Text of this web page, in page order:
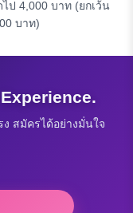
ป 4,000 บาท (ยกเว้น
บาท)
สมัครได้อย่างมั่นใจ